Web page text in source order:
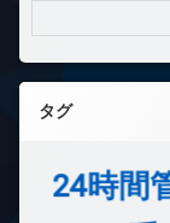
タグ
24時間